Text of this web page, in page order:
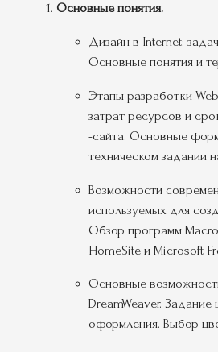
Основные понятия.
Дизайн в Internet:
Основные понятия и
Этапы разработки
затрат ресурсов и
-сайта. Основные
техническом задании
Возможности
используемых для
Обзор программ
HomeSite и Microsoft
Основные
DreamWeaver. Задание
оформления. Выбор